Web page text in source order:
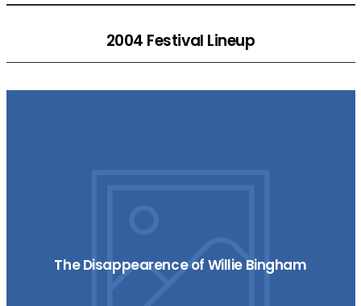
2004 Festival Lineup
The Disappearence of Willie Bingham